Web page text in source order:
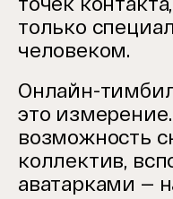
только
человеком.
Онлайн-
это
возможность
коллектив,
аватарками —